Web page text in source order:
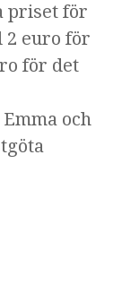
priset för
2 euro för
för det
och